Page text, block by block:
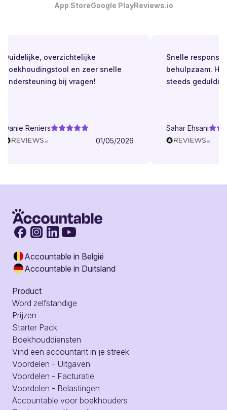
App StoreGoogle PlayReviews.io
Duidelijke, overzichtelijke
boekhoudingstool en zeer snelle
ondersteuning bij vragen!
Danie Reniers
01/05/2026
Snelle respons.
behulpzaam.
steeds geduldig.
Sahar Ehsani
Accountable in België
Accountable in Duitsland
Product
Word zelfstandige
Prijzen
Starter Pack
Boekhouddiensten
Vind een accountant in je streek
Voordelen - Uitgaven
Voordelen - Facturatie
Voordelen - Belastingen
Accountable voor boekhouders